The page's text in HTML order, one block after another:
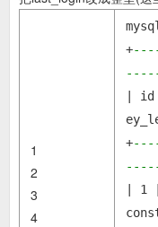
1
2
3
4
+
| id
+
| 1